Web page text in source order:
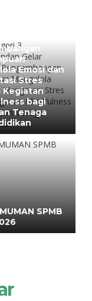
Emosi dan
Stres
Kegiatan
bagi
Tenaga
SPMB